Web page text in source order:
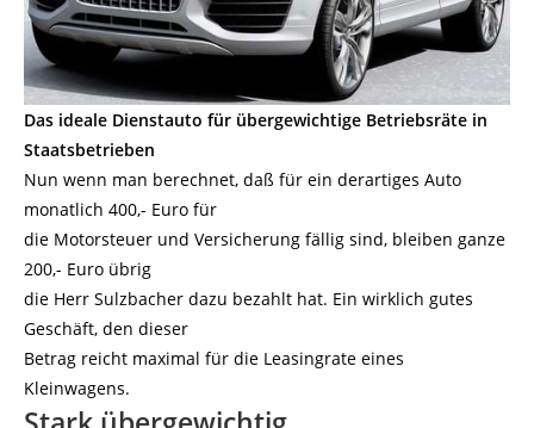
Das ideale Dienstauto für übergewichtige Betriebsräte in
Staatsbetrieben
Nun wenn man berechnet, daß für ein derartiges Auto
monatlich 400,- Euro für
die Motorsteuer und Versicherung fällig sind, bleiben ganze
200,- Euro übrig
die Herr Sulzbacher dazu bezahlt hat. Ein wirklich gutes
Geschäft, den dieser
Betrag reicht maximal für die Leasingrate eines
Kleinwagens.